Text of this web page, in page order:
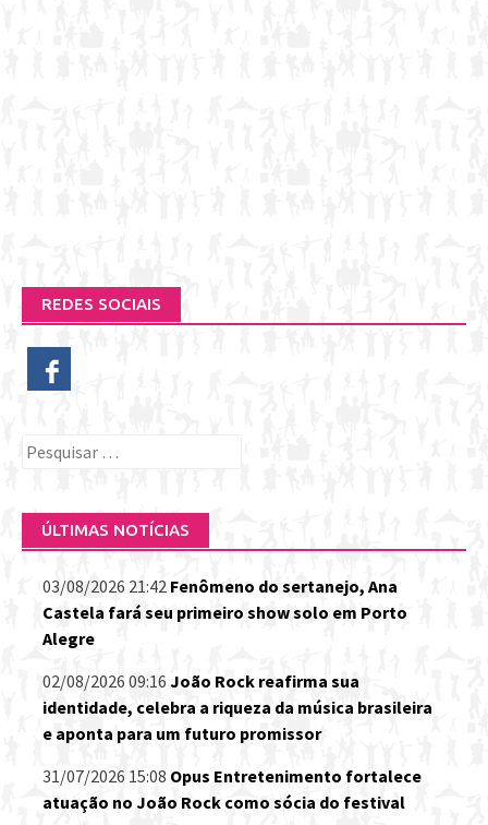
REDES SOCIAIS
Pesquisar
ÚLTIMAS NOTÍCIAS
03/08/2026 21:42 Fenômeno do sertanejo, Ana
Castela fará seu primeiro show solo em Porto
Alegre
02/08/2026 09:16 João Rock reafirma sua
identidade, celebra a riqueza da música brasileira
e aponta para um futuro promissor
31/07/2026 15:08 Opus Entretenimento fortalece
atuação no João Rock como sócia do festival